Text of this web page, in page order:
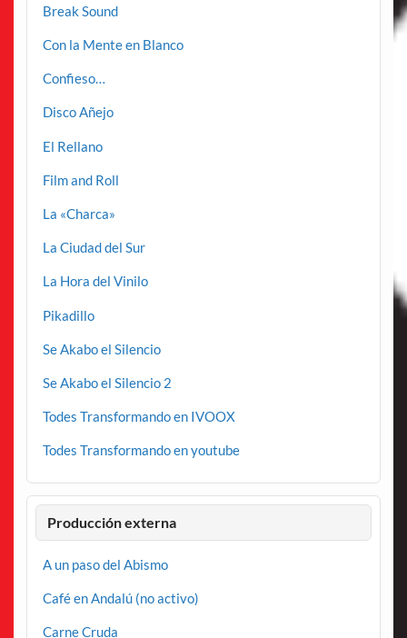
Break Sound
Con la Mente en Blanco
Confieso…
Disco Añejo
El Rellano
Film and Roll
La «Charca»
La Ciudad del Sur
La Hora del Vinilo
Pikadillo
Se Akabo el Silencio
Se Akabo el Silencio 2
Todes Transformando en IVOOX
Todes Transformando en youtube
Producción externa
A un paso del Abismo
Café en Andalú (no activo)
Carne Cruda